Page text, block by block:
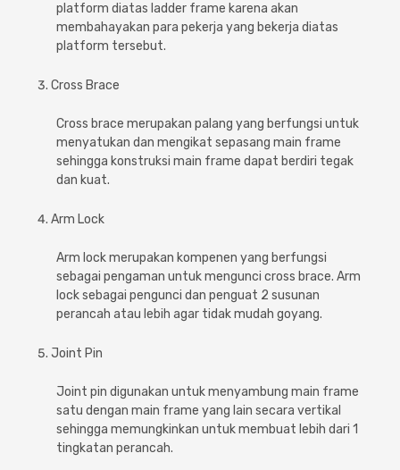
platform diatas ladder frame karena akan
membahayakan para pekerja yang bekerja diatas
platform tersebut.
Cross Brace
Cross brace merupakan palang yang berfungsi untuk
menyatukan dan mengikat sepasang main frame
sehingga konstruksi main frame dapat berdiri tegak
dan kuat.
Arm Lock
Arm lock merupakan kompenen yang berfungsi
sebagai pengaman untuk mengunci cross brace. Arm
lock sebagai pengunci dan penguat 2 susunan
perancah atau lebih agar tidak mudah goyang.
Joint Pin
Joint pin digunakan untuk menyambung main frame
satu dengan main frame yang lain secara vertikal
sehingga memungkinkan untuk membuat lebih dari 1
tingkatan perancah.